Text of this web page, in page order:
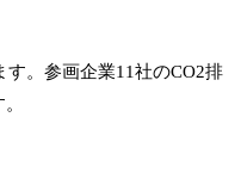
。参画企業11社のCO2排